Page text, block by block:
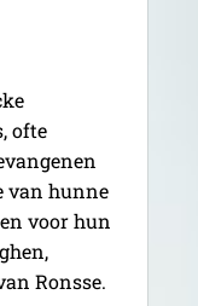
ofte
van hunne
voor hun
Ronsse.